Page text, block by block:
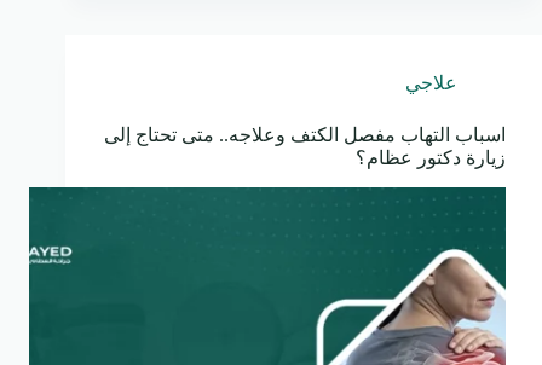
علاجي
اسباب التهاب مفصل الكتف وعلاجه.. متى تحتاج إلى
زيارة دكتور عظام؟